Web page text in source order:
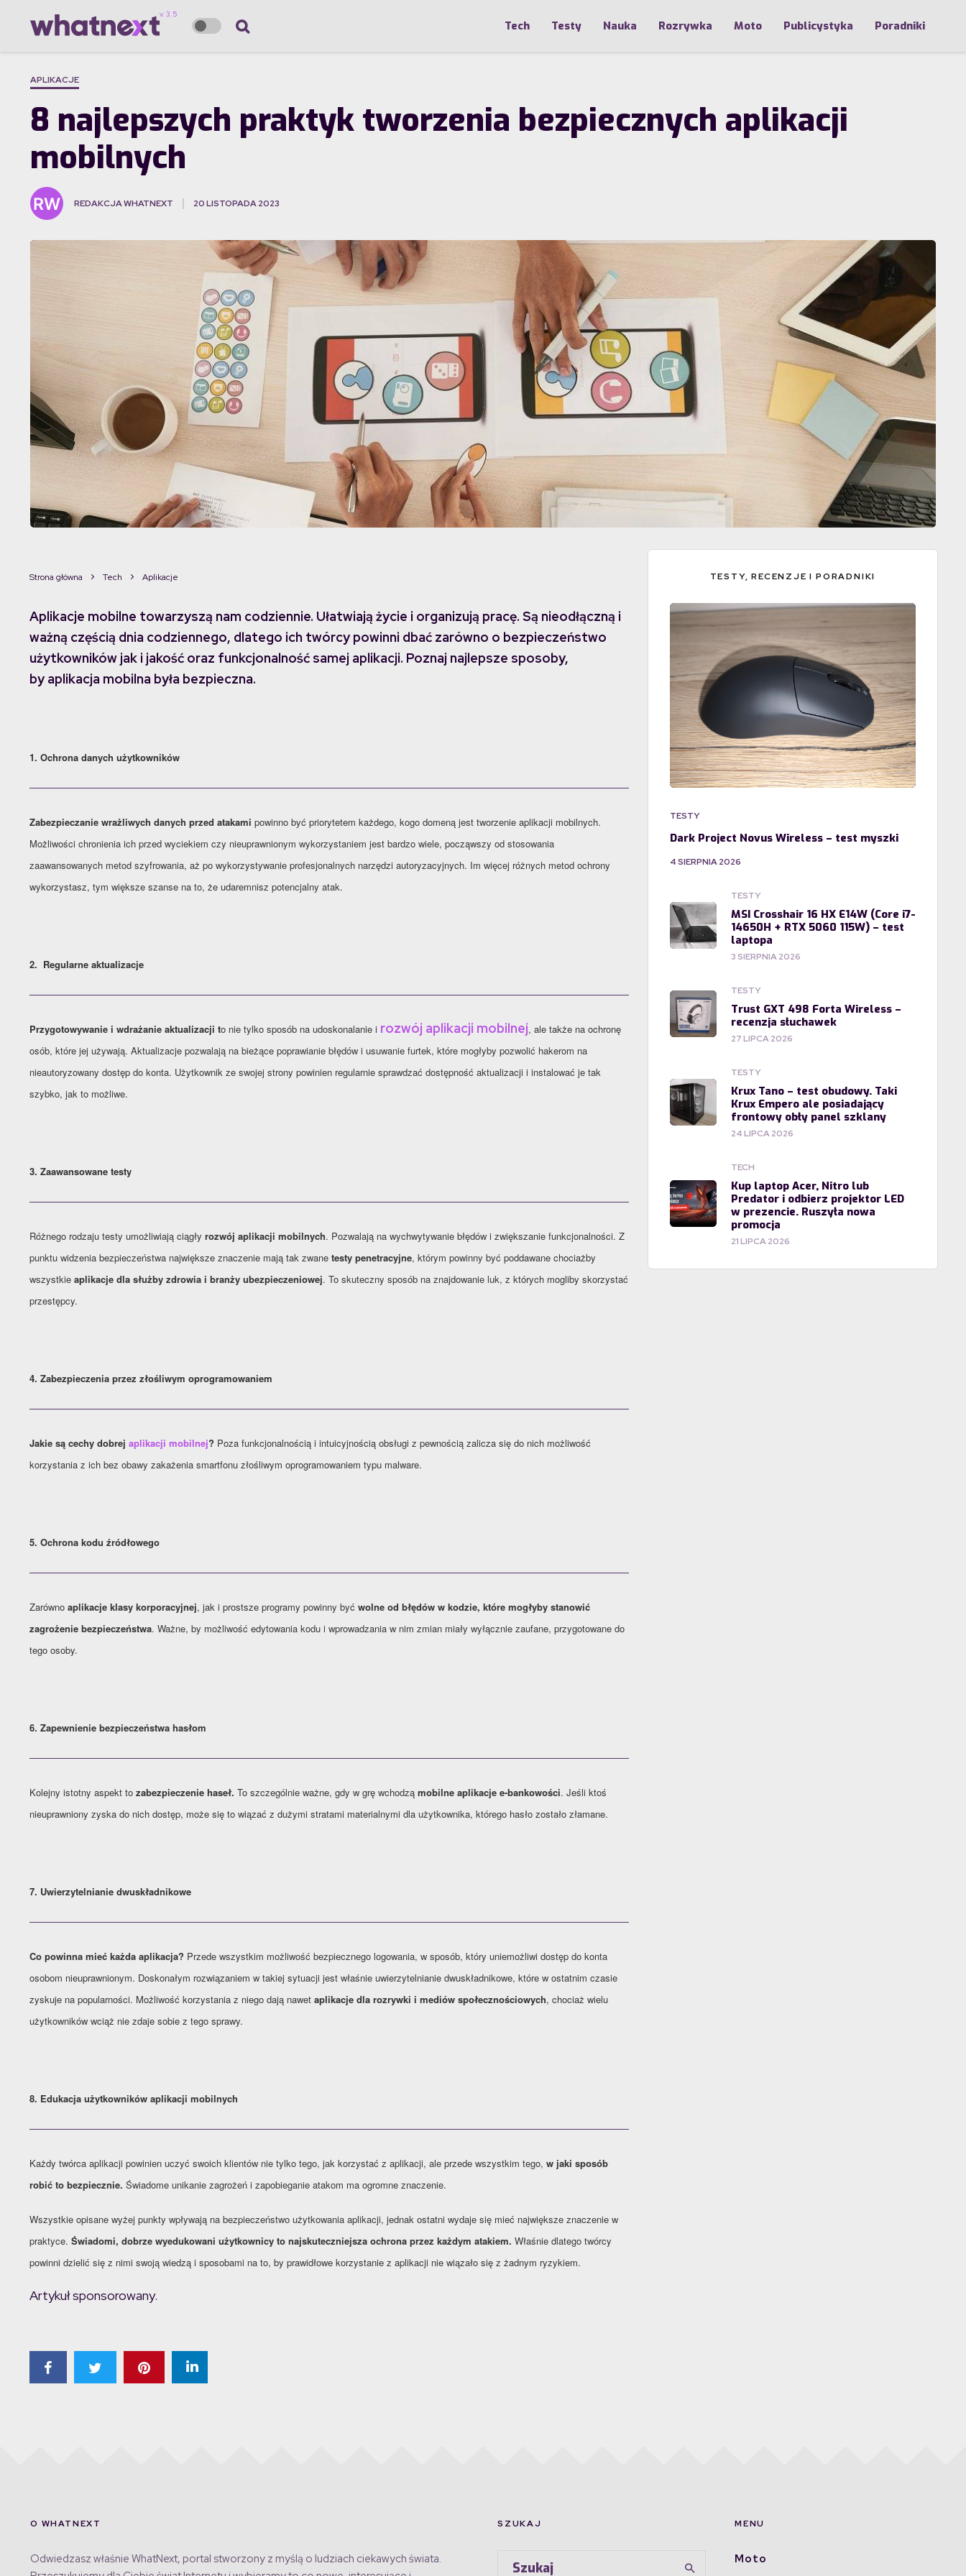
Tech Testy Nauka Rozrywka Moto Publicystyka Poradniki
APLIKACJE
8 najlepszych praktyk tworzenia bezpiecznych aplikacji
mobilnych
REDAKCJA WHATNEXT 20 LISTOPADA 2023
Strona główna Tech Aplikacje
Aplikacje mobilne towarzyszą nam codziennie. Ułatwiają życie i organizują pracę. Są nieodłączną i
ważną częścią dnia codziennego, dlatego ich twórcy powinni dbać zarówno o bezpieczeństwo
użytkowników jak i jakość oraz funkcjonalność samej aplikacji. Poznaj najlepsze sposoby,
by aplikacja mobilna była bezpieczna.
1. Ochrona danych użytkowników
Zabezpieczanie wrażliwych danych przed atakami powinno być priorytetem każdego, kogo domeną jest tworzenie aplikacji mobilnych.
Możliwości chronienia ich przed wyciekiem czy nieuprawnionym wykorzystaniem jest bardzo wiele, począwszy od stosowania
zaawansowanych metod szyfrowania, aż po wykorzystywanie profesjonalnych narzędzi autoryzacyjnych. Im więcej różnych metod ochrony
wykorzystasz, tym większe szanse na to, że udaremnisz potencjalny atak.
2. Regularne aktualizacje
Przygotowywanie i wdrażanie aktualizacji to nie tylko sposób na udoskonalanie i rozwój aplikacji mobilnej, ale także na ochronę
osób, które jej używają. Aktualizacje pozwalają na bieżące poprawianie błędów i usuwanie furtek, które mogłyby pozwolić hakerom na
nieautoryzowany dostęp do konta. Użytkownik ze swojej strony powinien regularnie sprawdzać dostępność aktualizacji i instalować je tak
szybko, jak to możliwe.
3. Zaawansowane testy
Różnego rodzaju testy umożliwiają ciągły rozwój aplikacji mobilnych. Pozwalają na wychwytywanie błędów i zwiększanie funkcjonalności. Z
punktu widzenia bezpieczeństwa największe znaczenie mają tak zwane testy penetracyjne, którym powinny być poddawane chociażby
wszystkie aplikacje dla służby zdrowia i branży ubezpieczeniowej. To skuteczny sposób na znajdowanie luk, z których mogliby skorzystać
przestępcy.
4. Zabezpieczenia przez złośliwym oprogramowaniem
Jakie są cechy dobrej aplikacji mobilnej? Poza funkcjonalnością i intuicyjnością obsługi z pewnością zalicza się do nich możliwość
korzystania z ich bez obawy zakażenia smartfonu złośliwym oprogramowaniem typu malware.
5. Ochrona kodu źródłowego
Zarówno aplikacje klasy korporacyjnej, jak i prostsze programy powinny być wolne od błędów w kodzie, które mogłyby stanowić
zagrożenie bezpieczeństwa. Ważne, by możliwość edytowania kodu i wprowadzania w nim zmian miały wyłącznie zaufane, przygotowane do
tego osoby.
6. Zapewnienie bezpieczeństwa hasłom
Kolejny istotny aspekt to zabezpieczenie haseł. To szczególnie ważne, gdy w grę wchodzą mobilne aplikacje e-bankowości. Jeśli ktoś
nieuprawniony zyska do nich dostęp, może się to wiązać z dużymi stratami materialnymi dla użytkownika, którego hasło zostało złamane.
7. Uwierzytelnianie dwuskładnikowe
Co powinna mieć każda aplikacja? Przede wszystkim możliwość bezpiecznego logowania, w sposób, który uniemożliwi dostęp do konta
osobom nieuprawnionym. Doskonałym rozwiązaniem w takiej sytuacji jest właśnie uwierzytelnianie dwuskładnikowe, które w ostatnim czasie
zyskuje na popularności. Możliwość korzystania z niego dają nawet aplikacje dla rozrywki i mediów społecznościowych, chociaż wielu
użytkowników wciąż nie zdaje sobie z tego sprawy.
8. Edukacja użytkowników aplikacji mobilnych
Każdy twórca aplikacji powinien uczyć swoich klientów nie tylko tego, jak korzystać z aplikacji, ale przede wszystkim tego, w jaki sposób
robić to bezpiecznie. Świadome unikanie zagrożeń i zapobieganie atakom ma ogromne znaczenie.
Wszystkie opisane wyżej punkty wpływają na bezpieczeństwo użytkowania aplikacji, jednak ostatni wydaje się mieć największe znaczenie w
praktyce. Świadomi, dobrze wyedukowani użytkownicy to najskuteczniejsza ochrona przez każdym atakiem. Właśnie dlatego twórcy
powinni dzielić się z nimi swoją wiedzą i sposobami na to, by prawidłowe korzystanie z aplikacji nie wiązało się z żadnym ryzykiem.
Artykuł sponsorowany.
TESTY, RECENZJE I PORADNIKI
TESTY
Dark Project Novus Wireless – test myszki
4 SIERPNIA 2026
TESTY
MSI Crosshair 16 HX E14W (Core i7-
14650H + RTX 5060 115W) – test
laptopa
3 SIERPNIA 2026
TESTY
Trust GXT 498 Forta Wireless –
recenzja słuchawek
27 LIPCA 2026
TESTY
Krux Tano – test obudowy. Taki
Krux Empero ale posiadający
frontowy obły panel szklany
24 LIPCA 2026
TECH
Kup laptop Acer, Nitro lub
Predator i odbierz projektor LED
w prezencie. Ruszyła nowa
promocja
21 LIPCA 2026
O WHATNEXT
Odwiedzasz właśnie WhatNext, portal stworzony z myślą o ludziach ciekawych świata.
SZUKAJ MENU
Moto